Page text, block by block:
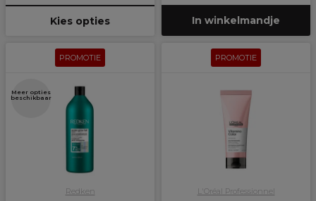
Kies opties In winkelmandje
PROMOTIE
Meer opties
beschikbaar
Redken
PROMOTIE
L'Oréal Professionnel